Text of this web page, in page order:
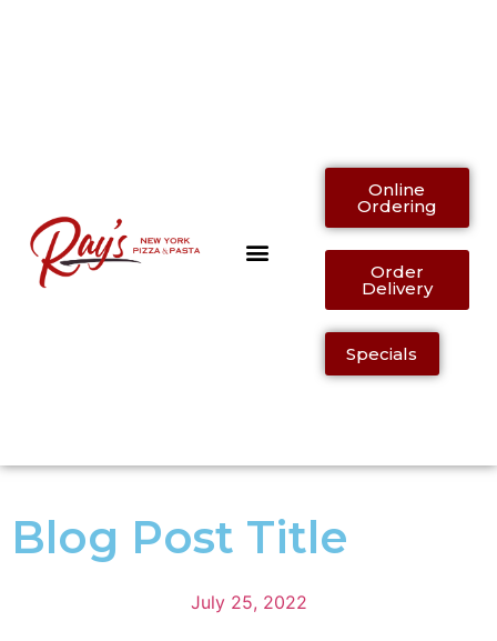
Online
Ordering
Order
Delivery
Specials
Blog Post Title
July 25, 2022